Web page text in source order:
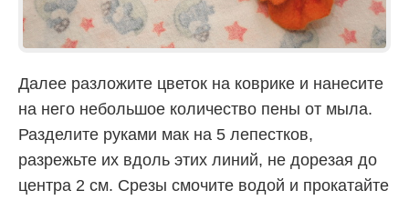
Далее разложите цветок на коврике и нанесите
на него небольшое количество пены от мыла.
Разделите руками мак на 5 лепестков,
разрежьте их вдоль этих линий, не дорезая до
центра 2 см. Срезы смочите водой и прокатайте